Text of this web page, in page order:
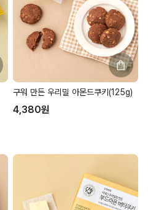
구워 만든 우리밀 아몬드쿠키(125g)
4,380원